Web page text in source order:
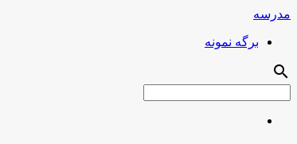
مدرسه
برگه نمونه
search